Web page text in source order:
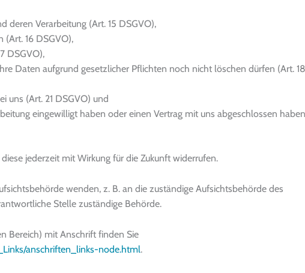
deren Verarbeitung (Art. 15 DSGVO),
(Art. 16 DSGVO),
DSGVO),
Daten aufgrund gesetzlicher Pflichten noch nicht löschen dürfen (Art. 18
uns (Art. 21 DSGVO) und
eingewilligt haben oder einen Vertrag mit uns abgeschlossen
jederzeit mit Wirkung für die Zukunft widerrufen.
wenden, z. B. an die zuständige Aufsichtsbehörde des
Stelle zuständige Behörde.
Bereich) mit Anschrift finden Sie
anschriften_links-node.html.